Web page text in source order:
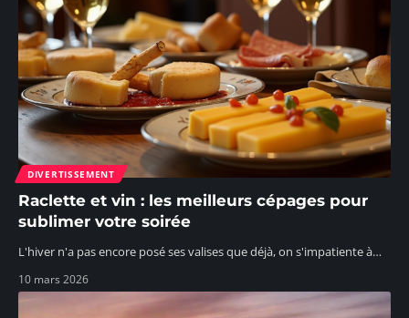
DIVERTISSEMENT
Raclette et vin : les meilleurs cépages pour
sublimer votre soirée
L'hiver n'a pas encore posé ses valises que déjà, on s'impatiente à…
10 mars 2026